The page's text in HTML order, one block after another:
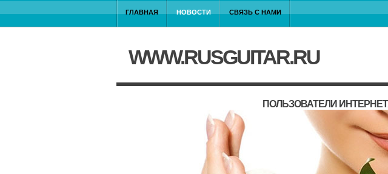
ГЛАВНАЯ НОВОСТИ СВЯЗЬ С НАМИ
WWW.RUSGUITAR.RU
ПОЛЬЗОВАТЕЛИ